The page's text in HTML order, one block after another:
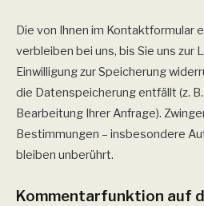
Die von Ihnen im Kontaktformular
verbleiben bei uns, bis Sie uns zur
Einwilligung zur Speicherung
die Datenspeicherung entfällt (z.
Bearbeitung Ihrer Anfrage).
Bestimmungen – insbesondere
bleiben unberührt.
Kommentar­funktion auf